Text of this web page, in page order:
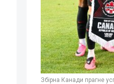
Збірна Канади прагне